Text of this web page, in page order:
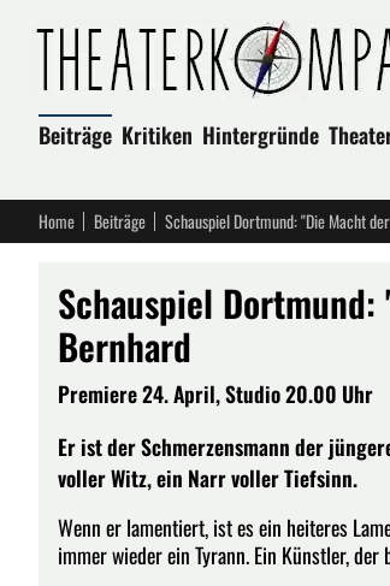
Beiträge Kritiken Hintergründe
Home Beiträge Schauspiel Dortmund: "Die Macht
Schauspiel Dortmund:
Bernhard
Premiere 24. April, Studio 20.00 Uhr
Er ist der Schmerzensmann der
voller Witz, ein Narr voller Tiefsinn.
Wenn er lamentiert, ist es ein heiteres
immer wieder ein Tyrann. Ein Künstler,